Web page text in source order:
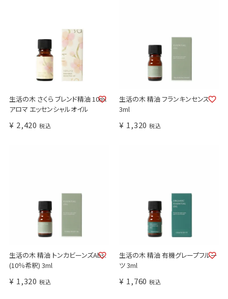
生活の木 さくら ブレンド精油 10ml
アロマ エッセンシャルオイル
¥ 2,420 税込
生活の木 精油 フランキンセンス
3ml
¥ 1,320 税込
生活の木 精油 トンカビーンズAbs.
(10％希釈) 3ml
¥ 1,320 税込
生活の木 精油 有機グレープフルー
ツ 3ml
¥ 1,760 税込